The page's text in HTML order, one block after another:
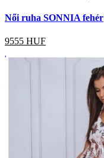
Női ruha SONNIA fehér
9555 HUF